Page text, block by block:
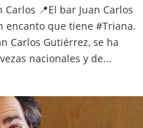
Carlos 📍El bar Juan Carlos
encanto que tiene #Triana.
Carlos Gutiérrez, se ha
nacionales y de...